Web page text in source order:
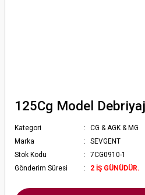
125Cg Model
Kategori
CG & AGK & MG
Marka
SEVGENT
Stok Kodu
7CG0910-1
Gönderim Süresi
2 İŞ GÜNÜDÜR.